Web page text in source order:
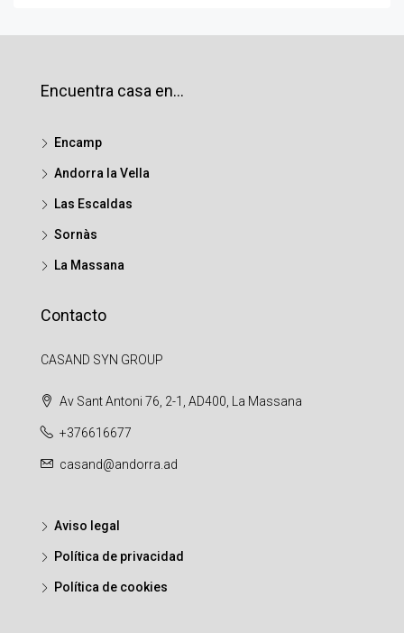
Encuentra casa en…
Encamp
Andorra la Vella
Las Escaldas
Sornàs
La Massana
Contacto
CASAND SYN GROUP
Av Sant Antoni 76, 2-1, AD400, La Massana
+376616677
casand@andorra.ad
Aviso legal
Política de privacidad
Política de cookies